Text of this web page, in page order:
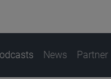
News Partner